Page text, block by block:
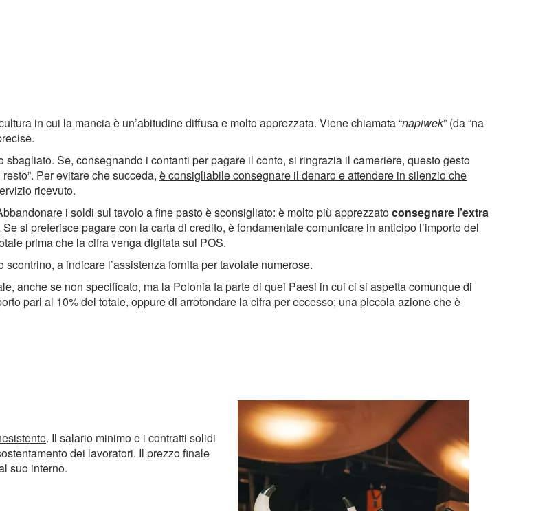
in cui la mancia è un’abitudine diffusa e molto apprezzata. Viene chiamata “napiwek” (da “na
sbagliato. Se, consegnando i contanti per pagare il conto, si ringrazia il cameriere, questo gesto
Per evitare che succeda, èconsigliabile consegnare il denaro e attendere in silenzio che
ricevuto.
i soldi sul tavolo a fine pasto è sconsigliato: è molto più apprezzatoconsegnare l’extra
si preferisce pagare con la carta di credito, è fondamentale comunicare in anticipo l’importo del
prima che la cifra venga digitata sul POS.
scontrino, a indicare l’assistenza fornita per tavolate numerose.
anche se non specificato, ma la Polonia fa parte di quei Paesi in cui ci si aspetta comunque di
pari al 10% del totale, oppure di arrotondare la cifra per eccesso; una piccola azione che è
. Il salario minimo e i contratti solidi
dei lavoratori. Il prezzo finale
suo interno.